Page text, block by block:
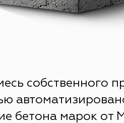
собственного
бетона марок